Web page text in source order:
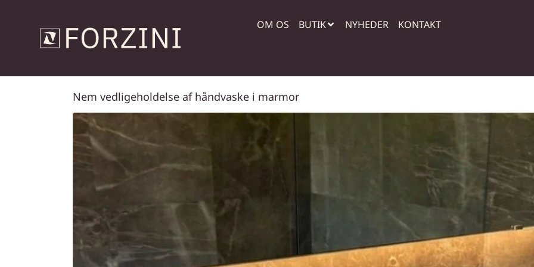
OM OS BUTIK NYHEDER KONTAKT
Nem vedligeholdelse af håndvaske i marmor